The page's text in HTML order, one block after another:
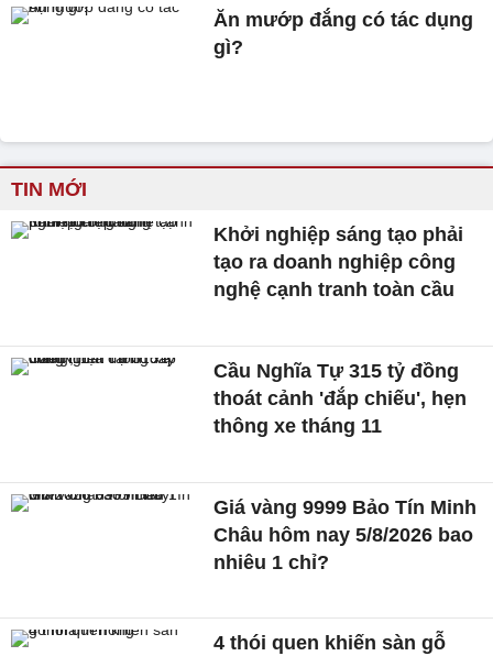
Ăn mướp đắng có tác dụng
gì?
TIN MỚI
Khởi nghiệp sáng tạo phải
tạo ra doanh nghiệp công
nghệ cạnh tranh toàn cầu
Cầu Nghĩa Tự 315 tỷ đồng
thoát cảnh 'đắp chiếu', hẹn
thông xe tháng 11
Giá vàng 9999 Bảo Tín Minh
Châu hôm nay 5/8/2026 bao
nhiêu 1 chỉ?
4 thói quen khiến sàn gỗ